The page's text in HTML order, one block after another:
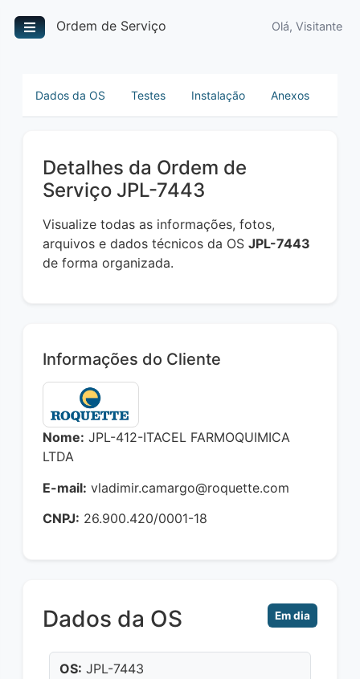
Ordem de Serviço Olá, Visitante
Dados da OS Testes Instalação Anexos
Detalhes da Ordem de
Serviço JPL-7443
Visualize todas as informações, fotos,
arquivos e dados técnicos da OS JPL-7443
de forma organizada.
Informações do Cliente
Nome: JPL-412-ITACEL FARMOQUIMICA
LTDA
E-mail: vladimir.camargo@roquette.com
CNPJ: 26.900.420/0001-18
Dados da OS Em dia
OS: JPL-7443